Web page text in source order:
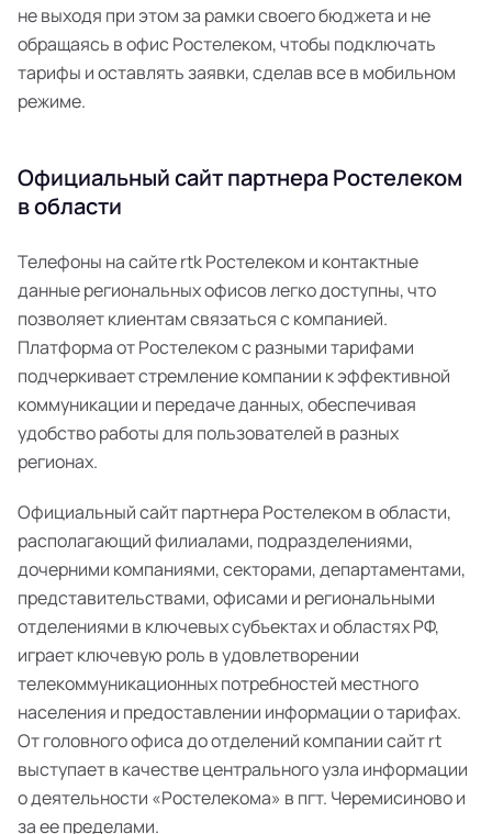
не выходя при этом за рамки своего бюджета и не
обращаясь в офис Ростелеком, чтобы подключать
тарифы и оставлять заявки, сделав все в мобильном
режиме.
Официальный сайт партнера Ростелеком
в области
Телефоны на сайте rtk Ростелеком и контактные
данные региональных офисов легко доступны, что
позволяет клиентам связаться с компанией.
Платформа от Ростелеком с разными тарифами
подчеркивает стремление компании к эффективной
коммуникации и передаче данных, обеспечивая
удобство работы для пользователей в разных
регионах.
Официальный сайт партнера Ростелеком в области,
располагающий филиалами, подразделениями,
дочерними компаниями, секторами, департаментами,
представительствами, офисами и региональными
отделениями в ключевых субъектах и областях РФ,
играет ключевую роль в удовлетворении
телекоммуникационных потребностей местного
населения и предоставлении информации о тарифах.
От головного офиса до отделений компании сайт rt
выступает в качестве центрального узла информации
о деятельности «Ростелекома» в пгт. Черемисиново и
за ее пределами.